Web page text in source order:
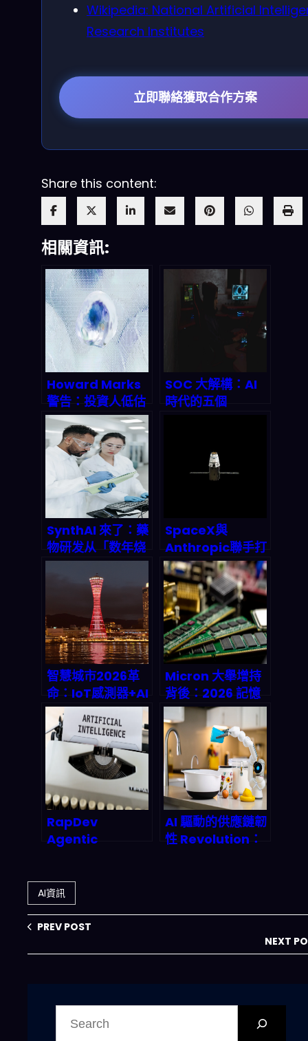
Wikipedia: National Artificial
Research Institutes
立即聯絡獲取合作方案
Share this content:
相關資訊:
Howard Marks
警告：投資人低估
AI威力，不跟進就
等著被洗出場
SOC 大解構：AI
時代的五個
，讓你的安全運營
中心從負擔變資產
SynthAI 來了：藥
物研发从「数年烧
钱」到「数日搞
定」的生存游戏
SpaceX與
Anthropic聯手打
造AI宇宙網格：每
月12.5億美元天價
合約如何撼動
2026全球雲端計
算版圖？
智慧城市2026革
命：IoT感測器+AI
交通管理+自駕車
如何讓城市真正
『活起來』？新加
坡數位孿生實戰拆
解與隱私警報
Micron 大舉增持
背後：2026 記憶
體「AI 補益」會怎
麼接力半導體上游
升值？
RapDev
Agentic
解：治理式 AI
Agent 如何重新
定義
業自動化版圖
AI 驅動的供應鏈韌
性 Revolution：
AI資訊
PREV POST
NEXT